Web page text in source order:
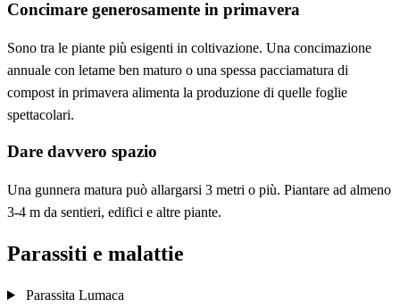
Concimare generosamente in primavera
Sono tra le piante più esigenti in coltivazione. Una concimazione
annuale con letame ben maturo o una spessa pacciamatura di
compost in primavera alimenta la produzione di quelle foglie
spettacolari.
Dare davvero spazio
Una gunnera matura può allargarsi 3 metri o più. Piantare ad almeno
3-4 m da sentieri, edifici e altre piante.
Parassiti e malattie
Parassita Lumaca